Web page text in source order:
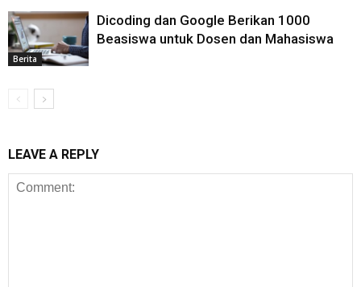
Berita
Dicoding dan Google Berikan 1000
Beasiswa untuk Dosen dan Mahasiswa
LEAVE A REPLY